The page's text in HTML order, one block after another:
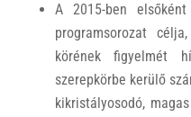
A 2015-ben
programsorozat
körének figyelmét
szerepkörbe kerülő
kikristályosodó,